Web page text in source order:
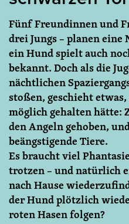
Fünf Freundinnen und
drei Jungs – planen
ein Hund spielt auch
bekannt. Doch als die
nächtlichen
stoßen, geschieht
möglich gehalten hätte:
den Angeln gehoben,
beängstigende Tiere.
Es braucht viel
trotzen – und natürlich
nach Hause
der Hund plötzlich
roten Hasen folgen?